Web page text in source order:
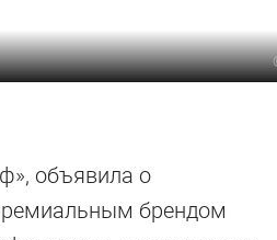
объявила о
брендом